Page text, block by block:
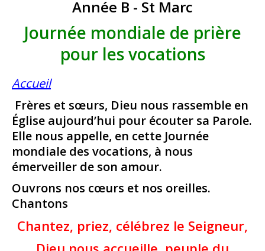
Année B - St Marc
Journée mondiale de prière
pour les vocations
Accueil
Frères et sœurs, Dieu nous rassemble en
Église aujourd’hui pour écouter sa Parole.
Elle nous appelle, en cette Journée
mondiale des vocations, à nous
émerveiller de son amour.
Ouvrons nos cœurs et nos oreilles.
Chantons
Chantez, priez, célébrez le Seigneur,